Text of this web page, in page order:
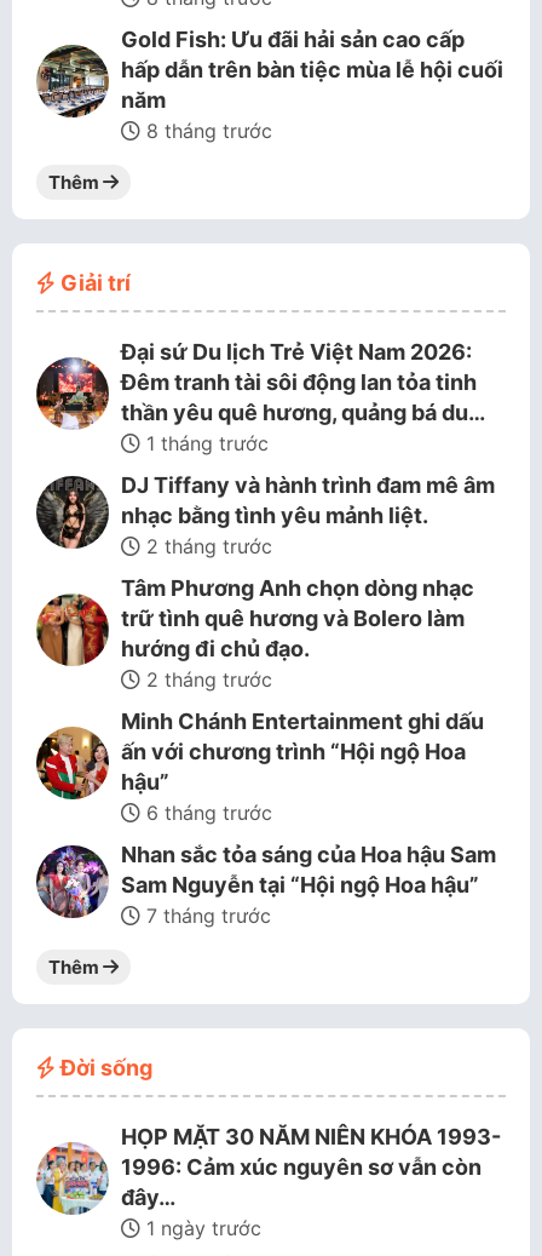
Gold Fish: Ưu đãi hải sản cao cấp
hấp dẫn trên bàn tiệc mùa lễ hội cuối
năm
8 tháng trước
Thêm
Giải trí
Đại sứ Du lịch Trẻ Việt Nam 2026:
Đêm tranh tài sôi động lan tỏa tinh
thần yêu quê hương, quảng bá du…
1 tháng trước
DJ Tiffany và hành trình đam mê âm
nhạc bằng tình yêu mảnh liệt.
2 tháng trước
Tâm Phương Anh chọn dòng nhạc
trữ tình quê hương và Bolero làm
hướng đi chủ đạo.
2 tháng trước
Minh Chánh Entertainment ghi dấu
ấn với chương trình “Hội ngộ Hoa
hậu”
6 tháng trước
Nhan sắc tỏa sáng của Hoa hậu Sam
Sam Nguyễn tại “Hội ngộ Hoa hậu”
7 tháng trước
Thêm
Đời sống
HỌP MẶT 30 NĂM NIÊN KHÓA 1993-
1996: Cảm xúc nguyên sơ vẫn còn
đây…
1 ngày trước